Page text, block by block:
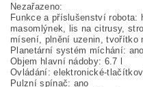
Nezařazeno:
Funkce a příslušenství robota:
masomlýnek, lis na citrusy,
mísení, plnění uzenin, tvořítko
Planetární systém míchání: ano
Objem hlavní nádoby: 6.7 l
Ovládání: elektronické-
Pulzní spínač: ano